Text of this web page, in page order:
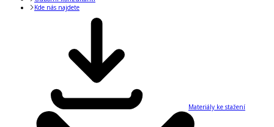
Kde nás najdete
Materiály ke stažení